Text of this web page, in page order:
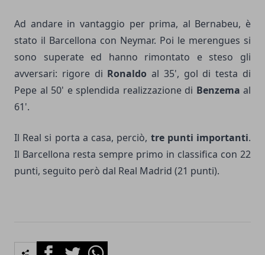
Ad andare in vantaggio per prima, al Bernabeu, è
stato il Barcellona con Neymar. Poi le merengues si
sono superate ed hanno rimontato e steso gli
avversari: rigore di Ronaldo al 35', gol di testa di
Pepe al 50' e splendida realizzazione di Benzema al
61'.
Il Real si porta a casa, perciò, tre punti importanti.
Il Barcellona resta sempre primo in classifica con 22
punti, seguito però dal Real Madrid (21 punti).
FacebookTwitterWhatsapp